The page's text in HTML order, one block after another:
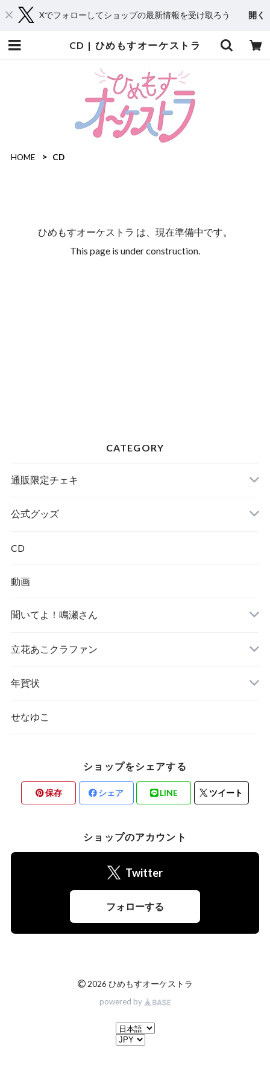
Xでフォローしてショップの最新情報を受け取ろう 開く
CD | ひめもすオーケストラ
HOME CD
ひめもすオーケストラ は、現在準備中です。
This page is under construction.
CATEGORY
通販限定チェキ
公式グッズ
CD
動画
聞いてよ！鳴瀬さん
立花あこクラファン
年賀状
せなゆこ
ショップをシェアする
保存 シェア LINE ツイート
ショップのアカウント
Twitter
フォローする
© 2026 ひめもすオーケストラ
powered by